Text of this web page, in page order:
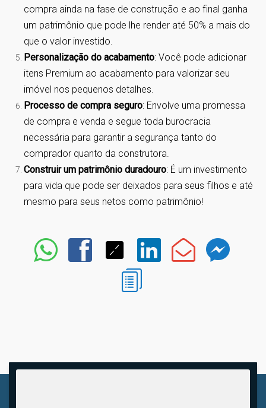
compra ainda na fase de construção e ao final ganha
um patrimônio que pode lhe render até 50% a mais do
que o valor investido.
Personalização do acabamento: Você pode adicionar
itens Premium ao acabamento para valorizar seu
imóvel nos pequenos detalhes.
Processo de compra seguro: Envolve uma promessa
de compra e venda e segue toda burocracia
necessária para garantir a segurança tanto do
comprador quanto da construtora.
Construir um patrimônio duradouro: É um investimento
para vida que pode ser deixados para seus filhos e até
mesmo para seus netos como patrimônio!